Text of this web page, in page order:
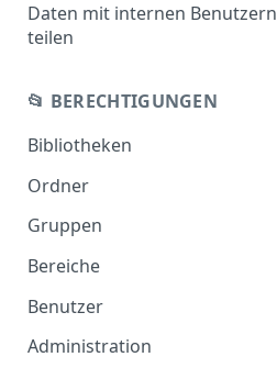
Daten mit internen Benutzern
teilen
📂 BERECHTIGUNGEN
Bibliotheken
Bibliotheken teilen
Bibliotheken anlegen
Bibliotheken übertragen
Ordner
Ordner teilen
Gruppen
Gruppe anlegen
Gruppen teilen
Bereiche
Bereiche anlegen
Benutzer
Benutzerrollen
Administration